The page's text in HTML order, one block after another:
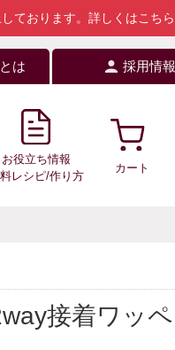
ております。 詳しくはこちら
は 採用情報
お役立ち情報
レシピ/作り方
カート
接着ワッ